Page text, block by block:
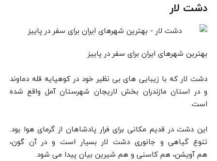
دشت لار
بهترین شهرهای ایران برای سفر در پاییز
دشت لار که با زیبایی های بی نظیر خود در کوهپایه قله دماوند
و در استان مازندران بخش لاریجان شهرستان آمل واقع شده
است.
این دشت در قدیم مکانی برای فرار پادشاهان از گرمای هوا بود.
تنوع گیاهی و جانوری دشت لار بسیار است و در آن گون،
هم آویشن، هم کاسنی و هم شیرین بیان پیدا می شود.